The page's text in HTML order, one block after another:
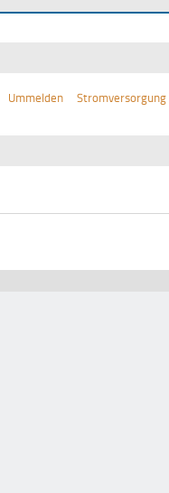
Ummelden Stromversorgung